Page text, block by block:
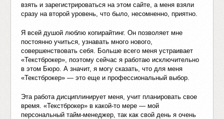
взять и зарегистрироваться на этом сайте, а меня взяли
сразу на второй уровень, что было, несомненно, приятно.
Я всей душой люблю копирайтинг. Он позволяет мне
постоянно учиться, узнавать много нового,
совершенствовать себя. Больше всего меня устраивает
«Текстброкер», поэтому сейчас я работаю исключительно
в этом Бюро. А значит, я могу сказать, что для меня
«Текстброкер» — это еще и профессиональный выбор.
Эта работа дисциплинирует меня, учит планировать свое
время. «Текстброкер» в какой-то мере — мой
персональный тайм-менеджер, так как свой день я очень